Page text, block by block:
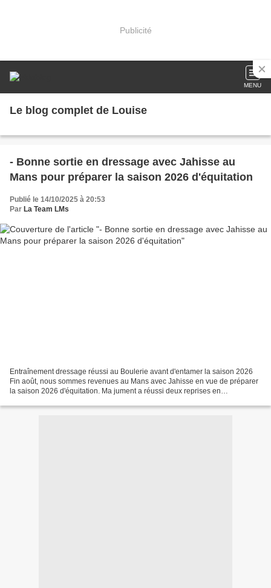
Publicité
MENU
Le blog complet de Louise
- Bonne sortie en dressage avec Jahisse au
Mans pour préparer la saison 2026 d'équitation
Publié le 14/10/2025 à 20:53
Par La Team LMs
Entraînement dressage réussi au Boulerie avant d'entamer la saison 2026
Fin août, nous sommes revenues au Mans avec Jahisse en vue de préparer
la saison 2026 d'équitation. Ma jument a réussi deux reprises en